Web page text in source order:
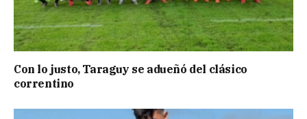
Con lo justo, Taraguy se adueñó del clásico
correntino